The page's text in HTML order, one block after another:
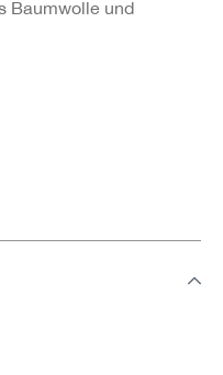
Baumwolle und